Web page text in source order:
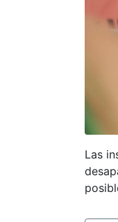
Las